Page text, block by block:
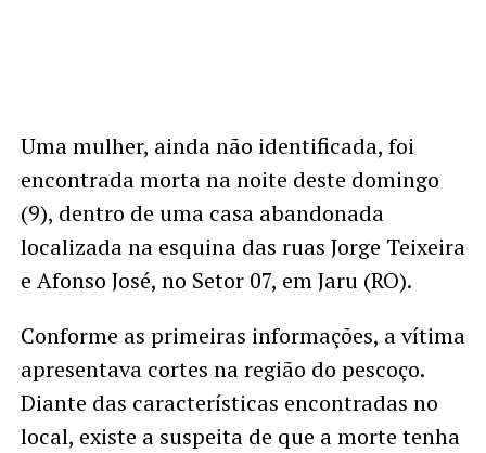
Uma mulher, ainda não identificada, foi
encontrada morta na noite deste domingo
(9), dentro de uma casa abandonada
localizada na esquina das ruas Jorge Teixeira
e Afonso José, no Setor 07, em Jaru (RO).
Conforme as primeiras informações, a vítima
apresentava cortes na região do pescoço.
Diante das características encontradas no
local, existe a suspeita de que a morte tenha